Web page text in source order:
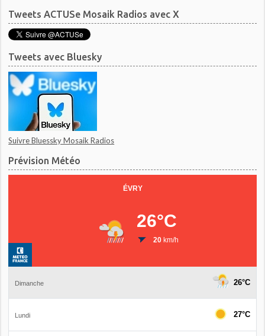
Tweets ACTUSe Mosaik Radios avec X
Tweets avec Bluesky
Suivre Bluessky Mosaik Radios
Prévision Météo